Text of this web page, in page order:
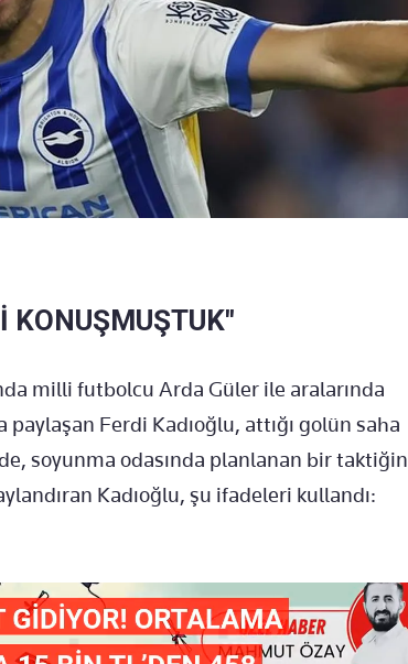
KONUŞMUŞTUK"
milli futbolcu Arda Güler ile aralarında
Ferdi Kadıoğlu, attığı golün saha
soyunma odasında planlanan bir taktiğin
Kadıoğlu, şu ifadeleri kullandı: